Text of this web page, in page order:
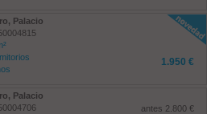
Palacio
1.950 €
Palacio
antes 2.800 €